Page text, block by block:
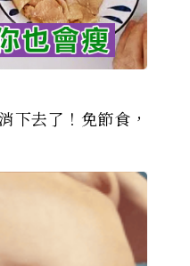
下去了！免節食，